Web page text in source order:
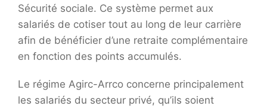
Sécurité sociale. Ce système permet aux
salariés de cotiser tout au long de leur carrière
afin de bénéficier d’une retraite complémentaire
en fonction des points accumulés.
Le régime Agirc-Arrco concerne principalement
les salariés du secteur privé, qu’ils soient